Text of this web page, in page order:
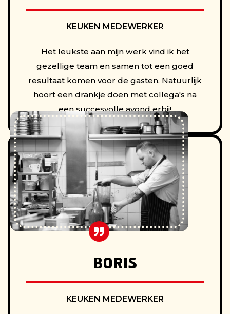
KEUKEN MEDEWERKER
Het leukste aan mijn werk vind ik het
gezellige team en samen tot een goed
resultaat komen voor de gasten. Natuurlijk
hoort een drankje doen met collega's na
een succesvolle avond erbij!
BORIS
KEUKEN MEDEWERKER